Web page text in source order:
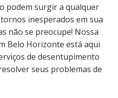
podem surgir a qualquer
inesperados em sua
não se preocupe! Nossa
Belo Horizonte está aqui
de desentupimento
seus problemas de